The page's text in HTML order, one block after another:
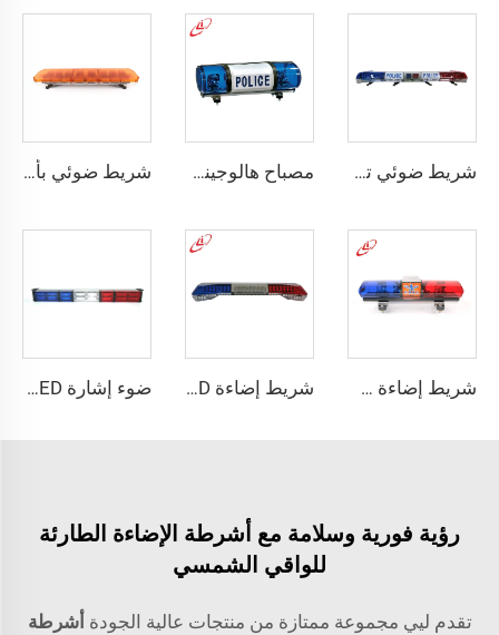
شريط ضوئي تحذيري LED مصباح هالوجيني للشرطة مع ضوء دوار صغير شريط ضوئي بأكثر من نموذج تحذيري
شريط إضاءة صغير دائري من الهالوجين مع مغناطيس شريط إضاءة SUPER-LED ذي سطوع عالٍ ضوء إشارة LED ثنائي الصفوف ومستقيم الاتجاه
رؤية فورية وسلامة مع أشرطة الإضاءة الطارئة
للواقي الشمسي
تقدم ليي مجموعة ممتازة من منتجات عالية الجودة أشرطة